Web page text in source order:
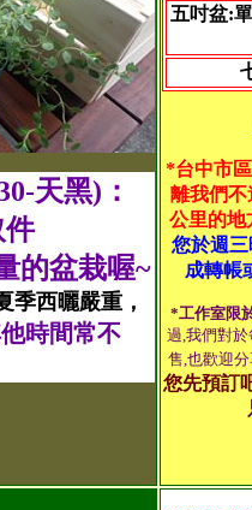
天黑)：
的盆栽喔~
季西曬嚴重，
時間常不
五吋盆:
*台中市
離我們不
公里的地
您於週
成轉帳
*工作室限
過,我們對
售,也歡迎
您先預訂